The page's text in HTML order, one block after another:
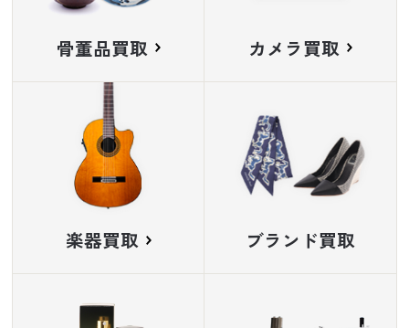
骨董品買取 カメラ買取
楽器買取 ブランド買取